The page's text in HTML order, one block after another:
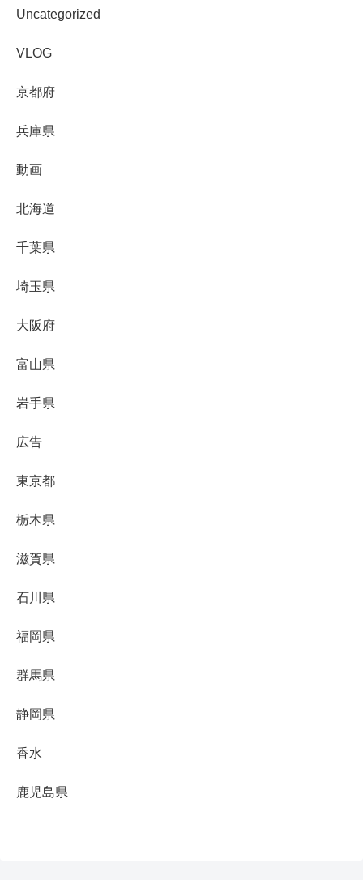
Uncategorized
VLOG
京都府
兵庫県
動画
北海道
千葉県
埼玉県
大阪府
富山県
岩手県
広告
東京都
栃木県
滋賀県
石川県
福岡県
群馬県
静岡県
香水
鹿児島県